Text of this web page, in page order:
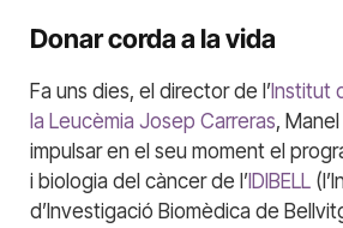
Donar corda a la vida
Fa uns dies, el director de l’Institut
la Leucèmia Josep Carreras,
impulsar en el seu moment el
i biologia del càncer de l’ IDIBELL
d’Investigació Biomèdica de